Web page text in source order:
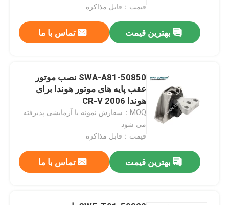
قیمت：قابل مذاکره
بهترین قیمت تماس با ما
50850-SWA-A81 نصب موتور
عقب پایه های موتور هوندا برای
هوندا CR-V 2006
MOQ：سفارش نمونه یا آزمایشی پذیرفته
می شود
قیمت：قابل مذاکره
بهترین قیمت تماس با ما